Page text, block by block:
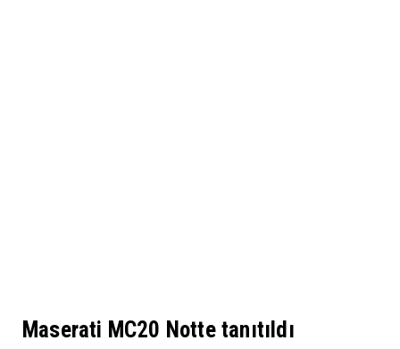
Maserati MC20 Notte tanıtıldı